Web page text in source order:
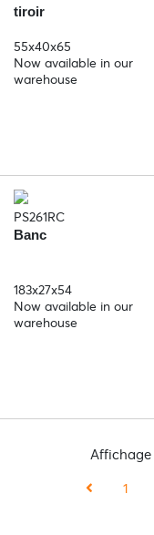
tiroir
55x40x65
Now available in our
warehouse
PS261RC
Banc
183x27x54
Now available in our
warehouse
Affichage
1